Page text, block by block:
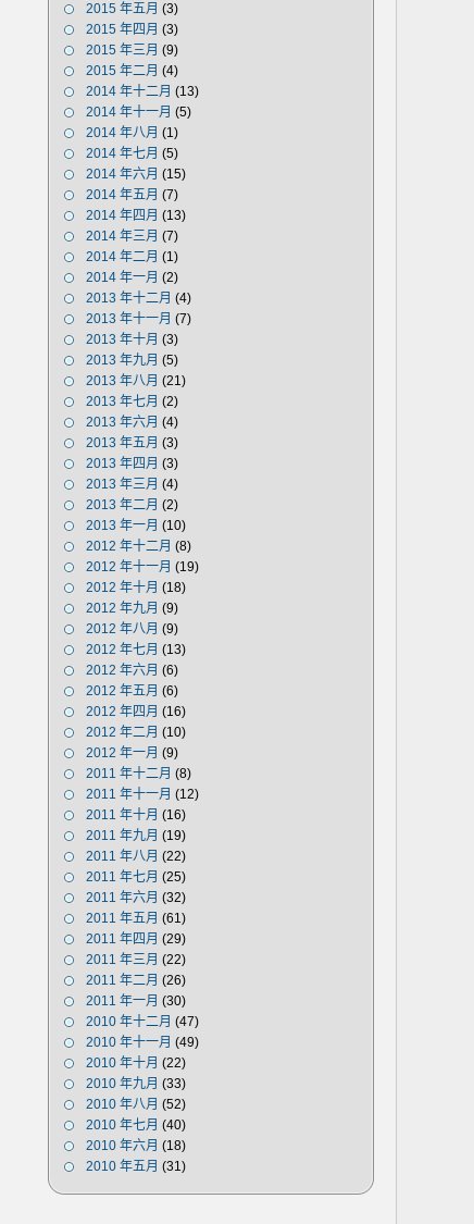
2015 年五月 (3)
2015 年四月 (3)
2015 年三月 (9)
2015 年二月 (4)
2014 年十二月 (13)
2014 年十一月 (5)
2014 年八月 (1)
2014 年七月 (5)
2014 年六月 (15)
2014 年五月 (7)
2014 年四月 (13)
2014 年三月 (7)
2014 年二月 (1)
2014 年一月 (2)
2013 年十二月 (4)
2013 年十一月 (7)
2013 年十月 (3)
2013 年九月 (5)
2013 年八月 (21)
2013 年七月 (2)
2013 年六月 (4)
2013 年五月 (3)
2013 年四月 (3)
2013 年三月 (4)
2013 年二月 (2)
2013 年一月 (10)
2012 年十二月 (8)
2012 年十一月 (19)
2012 年十月 (18)
2012 年九月 (9)
2012 年八月 (9)
2012 年七月 (13)
2012 年六月 (6)
2012 年五月 (6)
2012 年四月 (16)
2012 年二月 (10)
2012 年一月 (9)
2011 年十二月 (8)
2011 年十一月 (12)
2011 年十月 (16)
2011 年九月 (19)
2011 年八月 (22)
2011 年七月 (25)
2011 年六月 (32)
2011 年五月 (61)
2011 年四月 (29)
2011 年三月 (22)
2011 年二月 (26)
2011 年一月 (30)
2010 年十二月 (47)
2010 年十一月 (49)
2010 年十月 (22)
2010 年九月 (33)
2010 年八月 (52)
2010 年七月 (40)
2010 年六月 (18)
2010 年五月 (31)